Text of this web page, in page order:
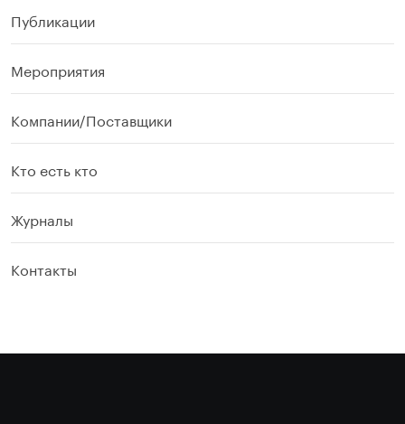
Публикации
Мероприятия
Компании/Поставщики
Кто есть кто
Журналы
Контакты